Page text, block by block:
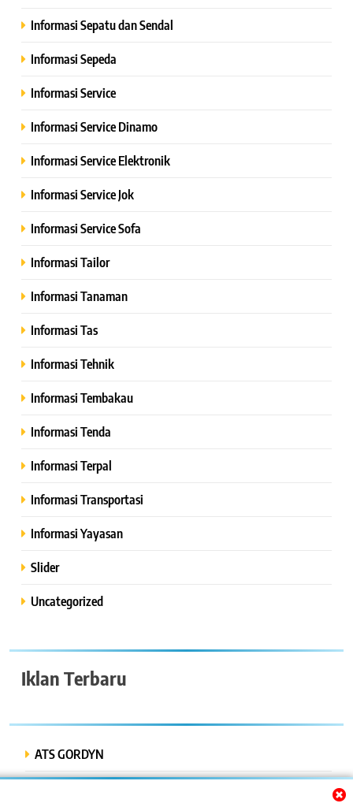
Informasi Sepatu dan Sendal
Informasi Sepeda
Informasi Service
Informasi Service Dinamo
Informasi Service Elektronik
Informasi Service Jok
Informasi Service Sofa
Informasi Tailor
Informasi Tanaman
Informasi Tas
Informasi Tehnik
Informasi Tembakau
Informasi Tenda
Informasi Terpal
Informasi Transportasi
Informasi Yayasan
Slider
Uncategorized
Iklan Terbaru
ATS GORDYN